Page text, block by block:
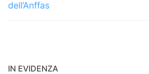
dell’Anffas
IN EVIDENZA